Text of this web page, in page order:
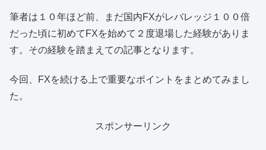
筆者は１０年ほど前、まだ国内FXがレバレッジ１００倍
だった頃に初めてFXを始めて２度退場した経験がありま
す。その経験を踏まえての記事となります。
今回、FXを続ける上で重要なポイントをまとめてみまし
た。
スポンサーリンク